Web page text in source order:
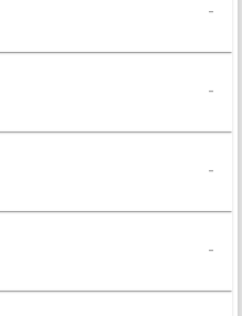
-
-
-
-